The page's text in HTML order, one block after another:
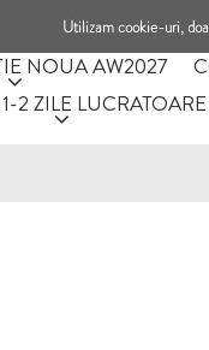
Utilizam cookie-uri,
NOUA AW2027
2 ZILE LUCRATOARE